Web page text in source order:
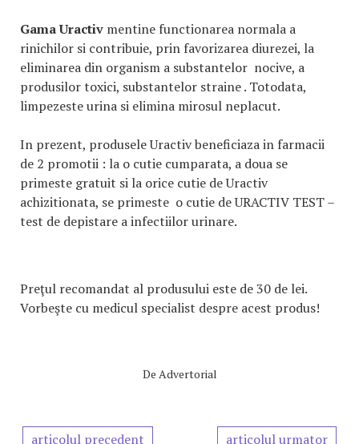
Gama Uractiv mentine functionarea normala a
rinichilor si contribuie, prin favorizarea diurezei, la
eliminarea din organism a substantelor nocive, a
produsilor toxici, substantelor straine . Totodata,
limpezeste urina si elimina mirosul neplacut.
In prezent, produsele Uractiv beneficiaza in farmacii
de 2 promotii : la o cutie cumparata, a doua se
primeste gratuit si la orice cutie de Uractiv
achizitionata, se primeste o cutie de URACTIV TEST –
test de depistare a infectiilor urinare.
Preţul recomandat al produsului este de 30 de lei.
Vorbeşte cu medicul specialist despre acest produs!
De Advertorial
articolul precedent articolul urmator